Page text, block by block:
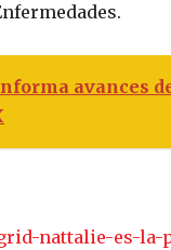
avances
nattalie-es-la-